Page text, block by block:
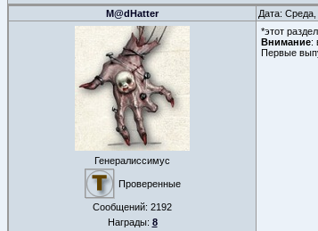
M@dHatter Дата:
Генералиссимус
Проверенные
Сообщений: 2192
Награды: 8
*этот
Внимание:
Первые